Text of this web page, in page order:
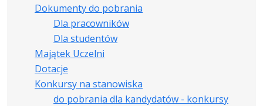
Dokumenty do pobrania
Dla pracowników
Dla studentów
Majątek Uczelni
Dotacje
Konkursy na stanowiska
do pobrania dla kandydatów - konkursy